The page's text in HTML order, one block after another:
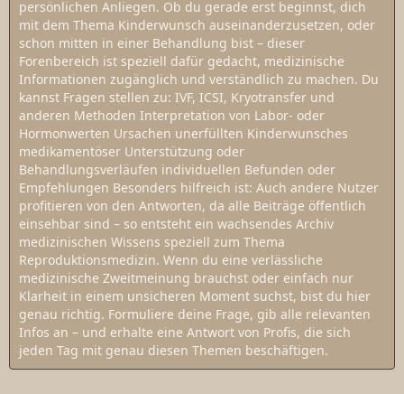
persönlichen Anliegen. Ob du gerade erst beginnst, dich
mit dem Thema Kinderwunsch auseinanderzusetzen, oder
schon mitten in einer Behandlung bist – dieser
Forenbereich ist speziell dafür gedacht, medizinische
Informationen zugänglich und verständlich zu machen. Du
kannst Fragen stellen zu: IVF, ICSI, Kryotransfer und
anderen Methoden Interpretation von Labor- oder
Hormonwerten Ursachen unerfüllten Kinderwunsches
medikamentöser Unterstützung oder
Behandlungsverläufen individuellen Befunden oder
Empfehlungen Besonders hilfreich ist: Auch andere Nutzer
profitieren von den Antworten, da alle Beiträge öffentlich
einsehbar sind – so entsteht ein wachsendes Archiv
medizinischen Wissens speziell zum Thema
Reproduktionsmedizin. Wenn du eine verlässliche
medizinische Zweitmeinung brauchst oder einfach nur
Klarheit in einem unsicheren Moment suchst, bist du hier
genau richtig. Formuliere deine Frage, gib alle relevanten
Infos an – und erhalte eine Antwort von Profis, die sich
jeden Tag mit genau diesen Themen beschäftigen.